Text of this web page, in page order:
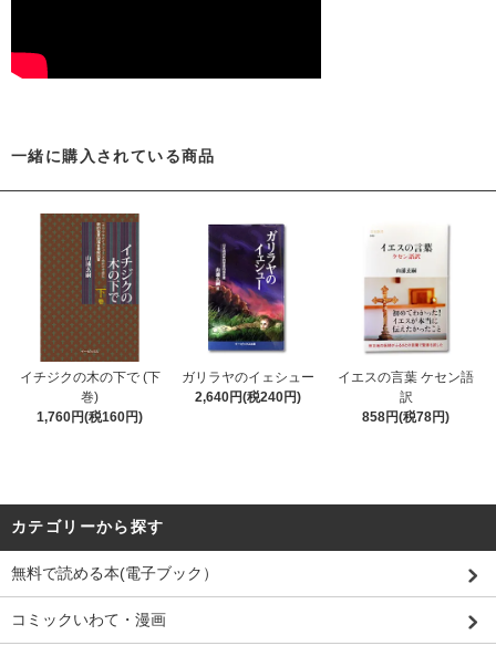
一緒に購入されている商品
イチジクの木の下で (下
巻)
1,760円(税160円)
ガリラヤのイェシュー
2,640円(税240円)
イエスの言葉 ケセン語
訳
858円(税78円)
カテゴリーから探す
無料で読める本(電子ブック）
コミックいわて・漫画